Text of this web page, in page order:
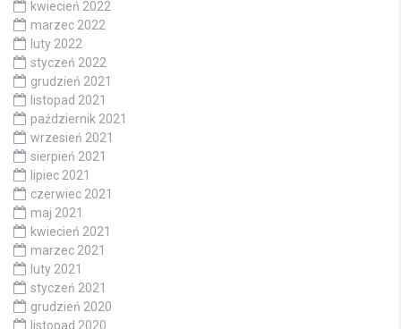
kwiecień 2022
marzec 2022
luty 2022
styczeń 2022
grudzień 2021
listopad 2021
październik 2021
wrzesień 2021
sierpień 2021
lipiec 2021
czerwiec 2021
maj 2021
kwiecień 2021
marzec 2021
luty 2021
styczeń 2021
grudzień 2020
listopad 2020